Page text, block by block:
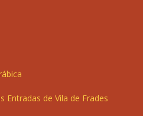
Entradas de Vila de Frades